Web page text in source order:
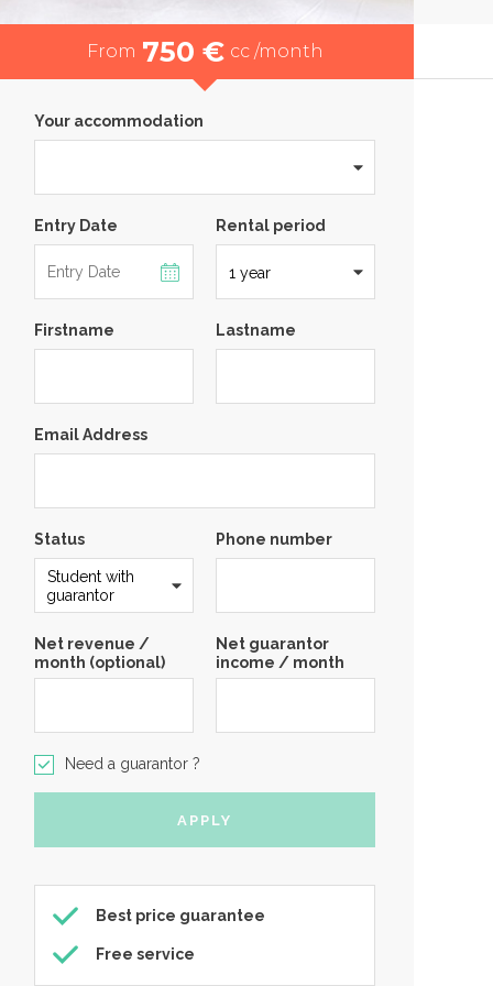
From 750 € cc /month
Your accommodation
Entry Date Rental period
Firstname Lastname
Email Address
Status Phone number
Net revenue /
month (optional)
Net guarantor
income / month
Need a guarantor ?
Best price guarantee
Free service